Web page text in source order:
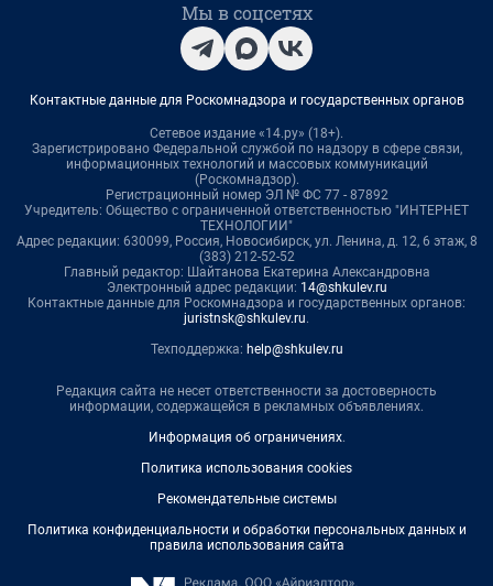
Мы в соцсетях
Контактные данные для Роскомнадзора и государственных органов
Сетевое издание «14.ру» (18+).
Зарегистрировано Федеральной службой по надзору в сфере связи,
информационных технологий и массовых коммуникаций
(Роскомнадзор).
Регистрационный номер ЭЛ № ФС 77 - 87892
Учредитель: Общество с ограниченной ответственностью "ИНТЕРНЕТ
ТЕХНОЛОГИИ"
Адрес редакции: 630099, Россия, Новосибирск, ул. Ленина, д. 12, 6 этаж, 8
(383) 212-52-52
Главный редактор: Шайтанова Екатерина Александровна
Электронный адрес редакции: 14@shkulev.ru
Контактные данные для Роскомнадзора и государственных органов:
juristnsk@shkulev.ru.
Техподдержка: help@shkulev.ru
Редакция сайта не несет ответственности за достоверность
информации, содержащейся в рекламных объявлениях.
Информация об ограничениях.
Политика использования cookies
Рекомендательные системы
Политика конфиденциальности и обработки персональных данных и
правила использования сайта